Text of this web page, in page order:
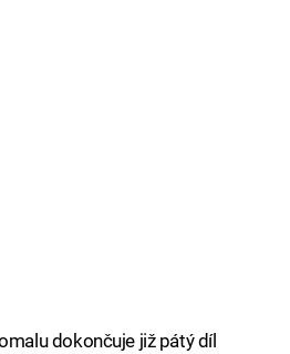
dokončuje již pátý díl